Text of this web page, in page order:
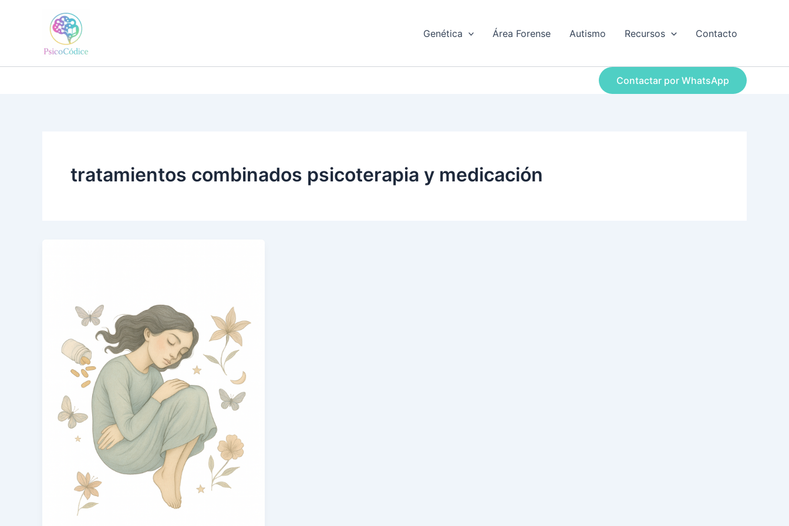
Genética Área Forense Autismo Recursos Contacto
Contactar por WhatsApp
tratamientos combinados psicoterapia y medicación